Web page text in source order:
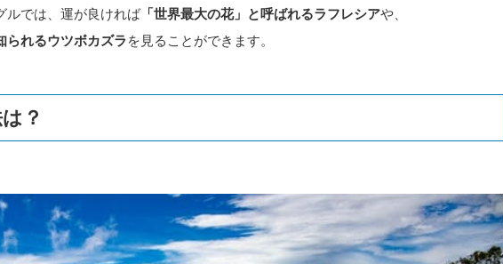
ルでは、運が良ければ「世界最大の花」と呼ばれるラフレシアや、
られるウツボカズラを見ることができます。
？